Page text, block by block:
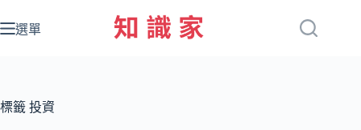
至
容
選單
標籤 投資